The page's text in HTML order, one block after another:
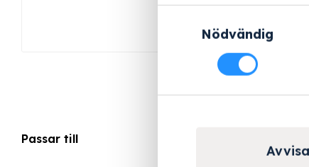
Nödvändig
Avvisa
Passar till